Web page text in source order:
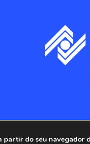
partir do seu